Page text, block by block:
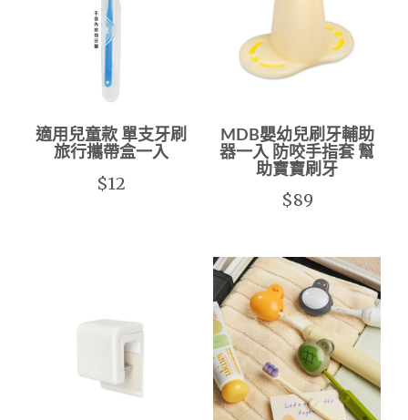
適用兒童款 單支牙刷
旅行攜帶盒一入
$12
MDB嬰幼兒刷牙輔助
器一入 防咬手指套 幫
助寶寶刷牙
$89